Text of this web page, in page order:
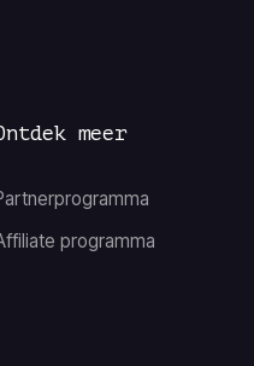
meer
programma